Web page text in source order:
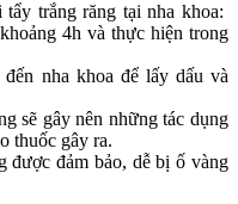
trắng răng tại nha khoa:
4h và thực hiện trong
nha khoa để lấy dấu và
sẽ gây nên những tác dụng
thuốc gây ra.
được đảm bảo, dễ bị ố vàng